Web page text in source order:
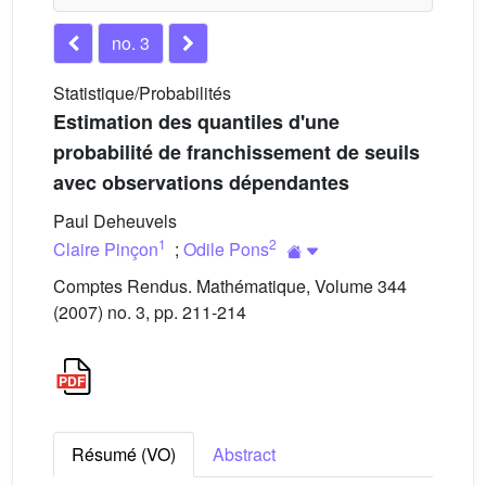
no. 3
Statistique/Probabilités
Estimation des quantiles d'une
probabilité de franchissement de seuils
avec observations dépendantes
Paul Deheuvels
Claire Pinçon1 ; Odile Pons2
Comptes Rendus. Mathématique, Volume 344
(2007) no. 3, pp. 211-214
Résumé (VO)
Abstract